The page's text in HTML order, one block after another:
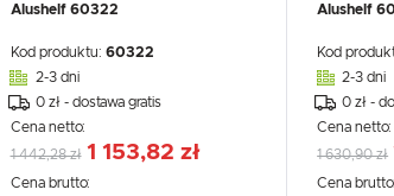
Alushelf 60322
Kod produktu: 60322
2-3 dni
0 zł - dostawa gratis
Cena netto:
1 442,28 zł 1 153,82 zł
Cena brutto:
Alushelf
Kod
2-3 dni
0 zł -
Cena netto:
1 630,90 zł
Cena brutto: